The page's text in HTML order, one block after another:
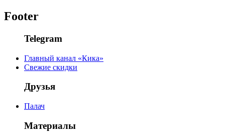
Footer
Telegram
Главный канал «Кика»
Свежие скидки
Друзья
Палач
Материалы